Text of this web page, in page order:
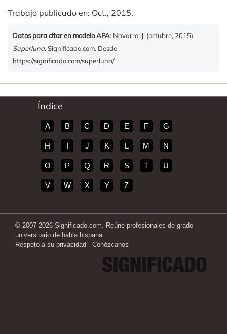
Trabajo publicado en: Oct., 2015.
Datos para citar en modelo APA: Navarro, J. (octubre, 2015).
Superluna. Significado.com. Desde
https://significado.com/superluna/
Índice
A B C D E F G
H J K L M N
O P Q R S T U
V W X Y Z
© 2007-2026 Significado.com. Reúne profesionales de grado
universitario de habla hispana.
Respeto a su privacidad - Conózcanos